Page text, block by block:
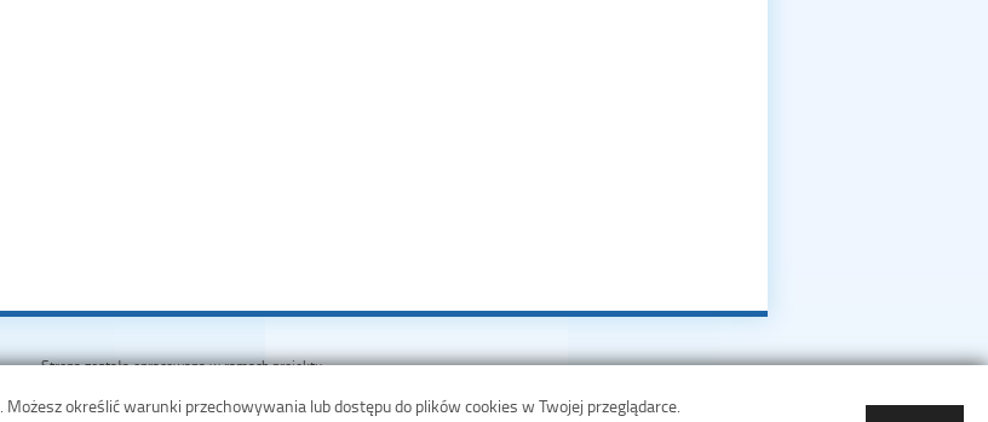
Strona została opracowana w ramach projektu
realizowanego przezFundację WidzialniiMinisterstwo Administracji i Cyfryzacji
. Możesz określić warunki przechowywania lub dostępu do plików cookies w Twojej przeglądarce.